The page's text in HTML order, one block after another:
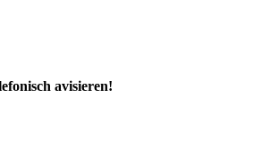
avisieren!